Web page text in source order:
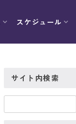
スケジュール
サイト内検索